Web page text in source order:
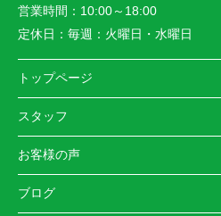
営業時間： 10:00～18:00
定休日： 毎週：火曜日・水曜日
トップページ
スタッフ
お客様の声
ブログ